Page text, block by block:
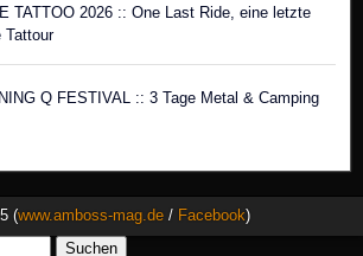
TATTOO 2026 :: One Last Ride, eine letzte
Tattour
Q FESTIVAL :: 3 Tage Metal & Camping
(www.amboss-mag.de / Facebook)